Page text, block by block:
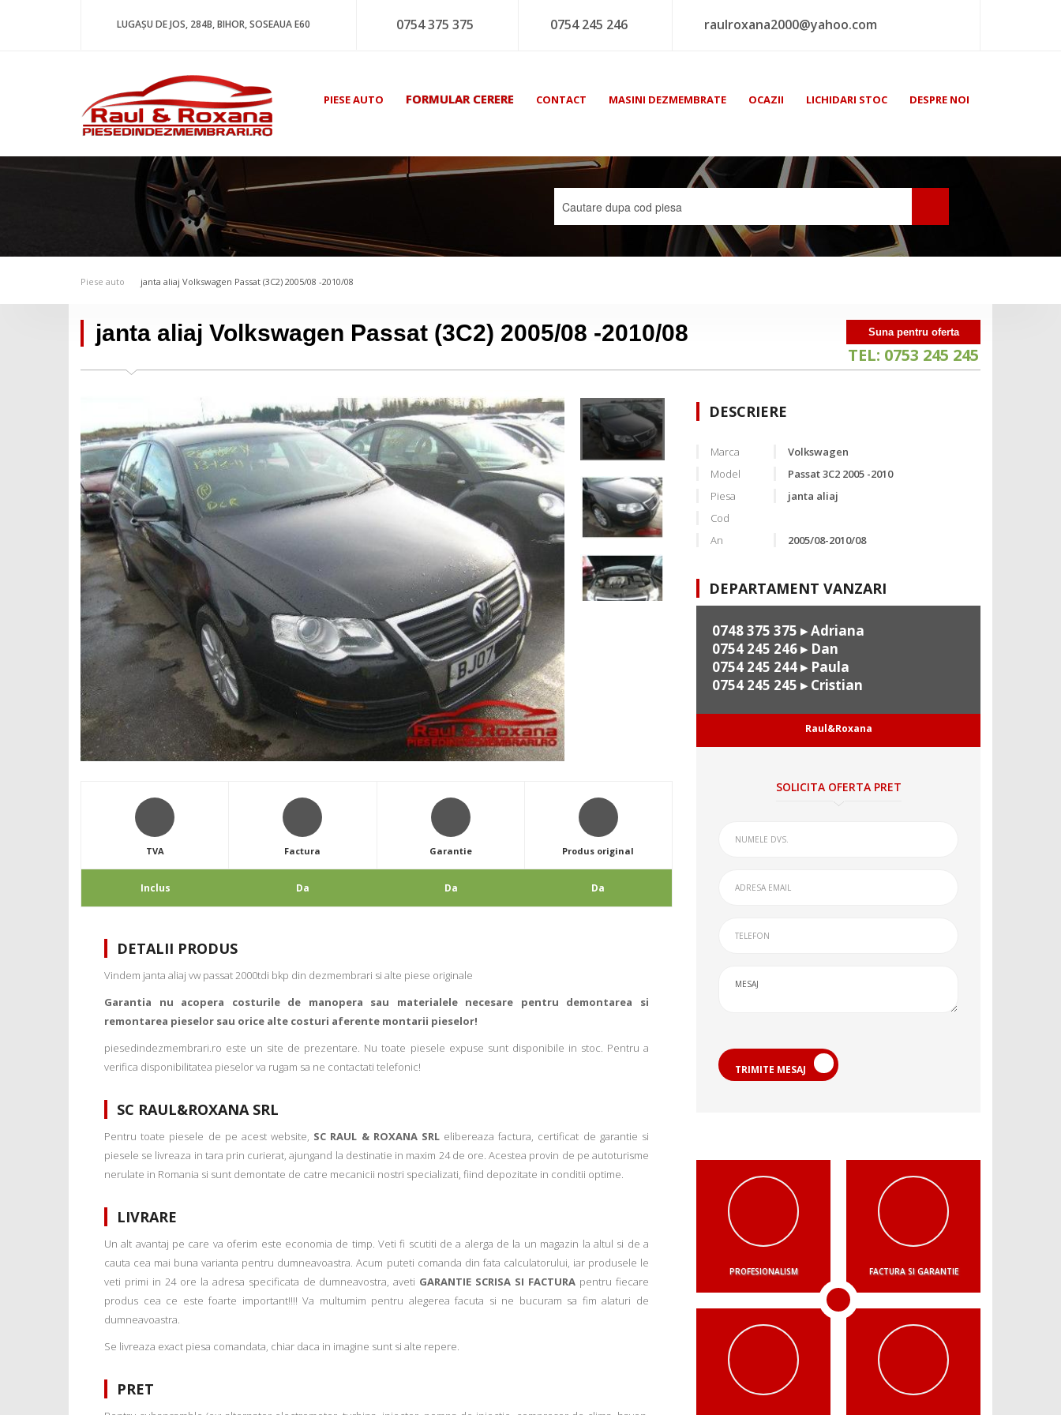
LUGAȘU DE JOS, 284B, BIHOR, SOSEAUA E60 0754 375 375 0754 245 246 raulroxana2000@yahoo.com
PIESE AUTO FORMULAR CERERE CONTACT MASINI DEZMEMBRATE OCAZII LICHIDARI STOC DESPRE NOI
Piese auto janta aliaj Volkswagen Passat (3C2) 2005/08 -2010/08
janta aliaj Volkswagen Passat (3C2) 2005/08 -2010/08 Suna pentru oferta
TEL: 0753 245 245
TVA
Inclus
Factura
Da
Garantie
Da
Produs original
Da
DETALII PRODUS
Vindem janta aliaj vw passat 2000tdi bkp din dezmembrari si alte piese originale
Garantia nu acopera costurile de manopera sau materialele necesare pentru demontarea si
remontarea pieselor sau orice alte costuri aferente montarii pieselor!
piesedindezmembrari.ro este un site de prezentare. Nu toate piesele expuse sunt disponibile in stoc. Pentru a
verifica disponibilitatea pieselor va rugam sa ne contactati telefonic!
SC RAUL&ROXANA SRL
Pentru toate piesele de pe acest website, SC RAUL & ROXANA SRLelibereaza factura, certificat de garantie si
piesele se livreaza in tara prin curierat, ajungand la destinatie in maxim 24 de ore. Acestea provin de pe autoturisme
nerulate in Romania si sunt demontate de catre mecanicii nostri specializati, fiind depozitate in conditii optime.
LIVRARE
Un alt avantaj pe care va oferim este economia de timp. Veti fi scutiti de a alerga de la un magazin la altul si de a
cauta cea mai buna varianta pentru dumneavoastra. Acum puteti comanda din fata calculatorului, iar produsele le
veti primi in 24 ore la adresa specificata de dumneavostra, aveti GARANTIE SCRISA SI FACTURA pentru fiecare
produs cea ce este foarte important!!!! Va multumim pentru alegerea facuta si ne bucuram sa fim alaturi de
dumneavoastra.
Se livreaza exact piesa comandata, chiar daca in imagine sunt si alte repere.
PRET
DESCRIERE
Marca
Volkswagen
Model
Passat 3C2 2005 -2010
Piesa
janta aliaj
Cod
An
2005/08-2010/08
DEPARTAMENT VANZARI
0748 375 375 ▸ Adriana
0754 245 246▸ Dan
0754 245 244▸ Paula
0754 245 245 ▸ Cristian
Raul&Roxana
SOLICITA OFERTA PRET
TRIMITE MESAJ
PROFESIONALISM FACTURA SI GARANTIE